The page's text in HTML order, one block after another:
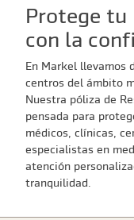
Protege tu
con la
En Markel llevamos
centros del ámbito
Nuestra póliza de
pensada para
médicos, clínicas,
especialistas en
atención
tranquilidad.